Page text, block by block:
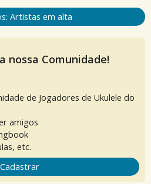
Artistas em alta
nossa Comunidade!
de Jogadores de Ukulele do
amigos
etc.
Cadastrar